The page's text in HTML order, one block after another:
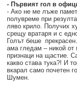
- Първият гол в
- Ако не ме лъже
полувреме при
ляво крило. Получих
срещу вратаря и с
Голът беше
ама гледам – никой от
признаци на щастие.
какво става тука?! И
вкарал само почетен
Шумен.